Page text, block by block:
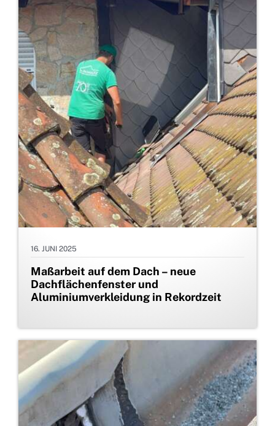
16. JUNI 2025
Maßarbeit auf dem Dach – neue
Dachflächenfenster und
Aluminiumverkleidung in Rekordzeit